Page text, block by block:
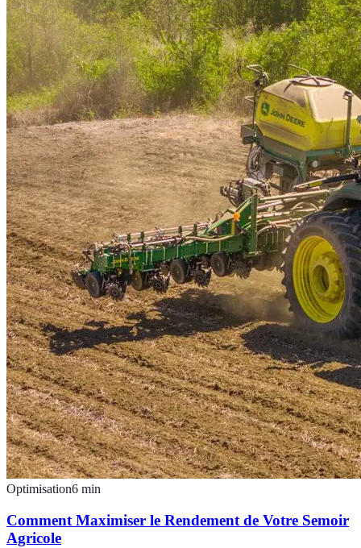
Optimisation6 min
Comment Maximiser le Rendement de Votre Semoir
Agricole